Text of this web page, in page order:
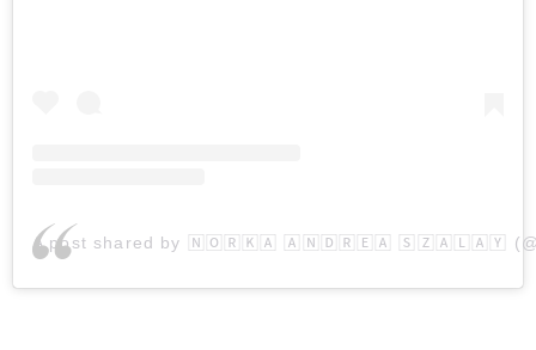
A post shared by 🄽🄾🅁🄺🄰 🄰🄽🄳🅁🄴🄰 🅂🅉🄰🄻🄰🅈